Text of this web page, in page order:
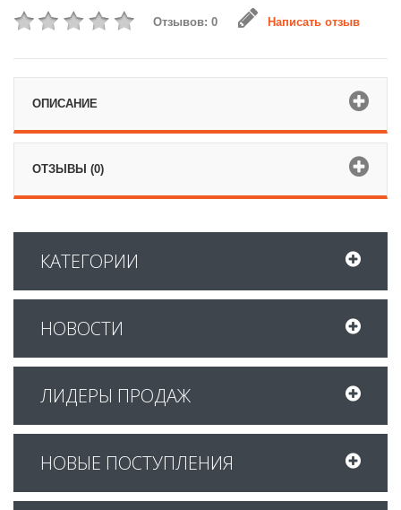
Отзывов: 0 Написать отзыв
ОПИСАНИЕ
ОТЗЫВЫ (0)
КАТЕГОРИИ
НОВОСТИ
ЛИДЕРЫ ПРОДАЖ
НОВЫЕ ПОСТУПЛЕНИЯ